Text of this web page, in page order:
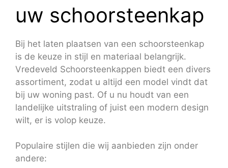
uw schoorsteenkap
Bij het laten plaatsen van een schoorsteenkap
is de keuze in stijl en materiaal belangrijk.
Vredeveld Schoorsteenkappen biedt een divers
assortiment, zodat u altijd een model vindt dat
bij uw woning past. Of u nu houdt van een
landelijke uitstraling of juist een modern design
wilt, er is volop keuze.
Populaire stijlen die wij aanbieden zijn onder
andere: